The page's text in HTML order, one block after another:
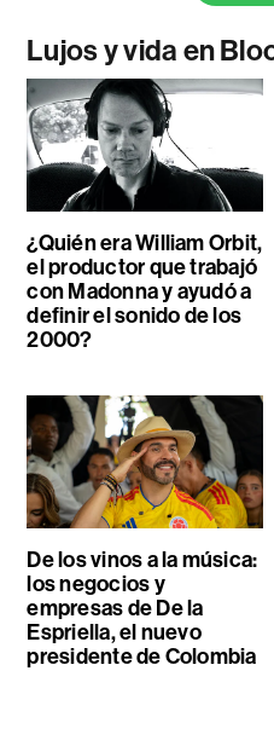
Lujos y vida en
¿Quién era William Orbit,
el productor que trabajó
con Madonna y ayudó a
definir el sonido de los
2000?
De los vinos a la música:
los negocios y
empresas de De la
Espriella, el nuevo
presidente de Colombia